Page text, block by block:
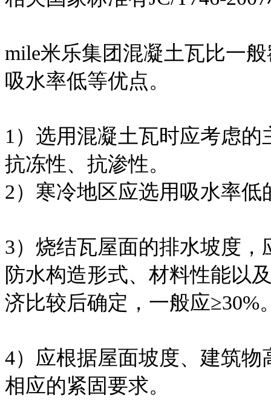
mile米乐集团混凝土瓦比一
吸水率低等优点。
1）选用混凝土瓦时应考虑
抗冻性、抗渗性。
2）寒冷地区应选用吸水率低
3）烧结瓦屋面的排水坡度
防水构造形式、材料性能以
济比较后确定，一般应≥30%
4）应根据屋面坡度、建筑
相应的紧固要求。